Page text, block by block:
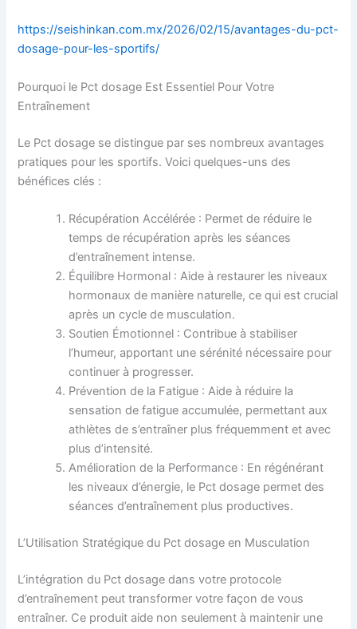
https://seishinkan.com.mx/2026/02/15/avantages-du-pct-
dosage-pour-les-sportifs/
Pourquoi le Pct dosage Est Essentiel Pour Votre
Entraînement
Le Pct dosage se distingue par ses nombreux avantages
pratiques pour les sportifs. Voici quelques-uns des
bénéfices clés :
Récupération Accélérée : Permet de réduire le
temps de récupération après les séances
d’entraînement intense.
Équilibre Hormonal : Aide à restaurer les niveaux
hormonaux de manière naturelle, ce qui est crucial
après un cycle de musculation.
Soutien Émotionnel : Contribue à stabiliser
l’humeur, apportant une sérénité nécessaire pour
continuer à progresser.
Prévention de la Fatigue : Aide à réduire la
sensation de fatigue accumulée, permettant aux
athlètes de s’entraîner plus fréquemment et avec
plus d’intensité.
Amélioration de la Performance : En régénérant
les niveaux d’énergie, le Pct dosage permet des
séances d’entraînement plus productives.
L’Utilisation Stratégique du Pct dosage en Musculation
L’intégration du Pct dosage dans votre protocole
d’entraînement peut transformer votre façon de vous
entraîner. Ce produit aide non seulement à maintenir une